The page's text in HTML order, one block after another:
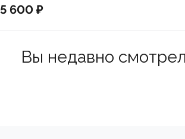
5 600 ₽
Вы недавно